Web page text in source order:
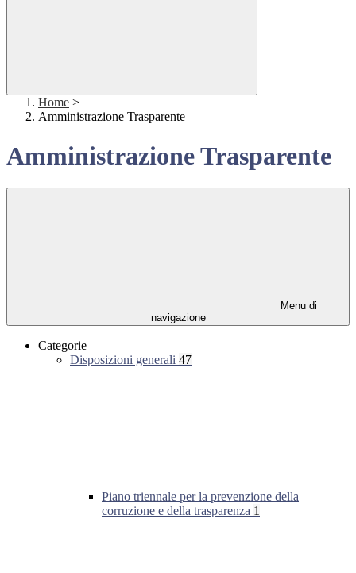
Home >
Amministrazione Trasparente
Amministrazione Trasparente
Menu di
navigazione
Categorie
Disposizioni generali 47
Piano triennale per la prevenzione della
corruzione e della trasparenza 1